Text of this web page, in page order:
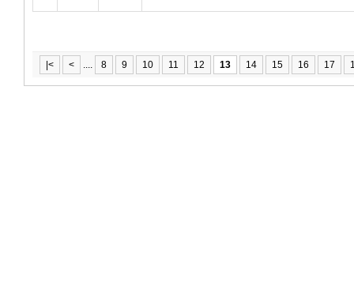
|< < .... 8 9 10 11 12 13 14 15 16 17